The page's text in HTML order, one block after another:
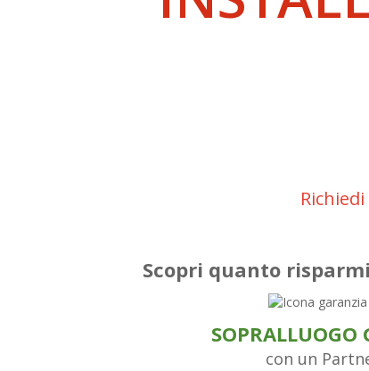
Scopri quanto
SOPRALLUOGO
con un